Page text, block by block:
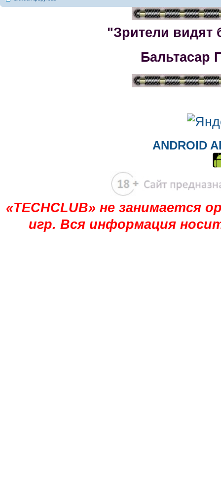
"Зрители видят
Бальтасар
ANDROID
«TECHCLUB» не занимается
игр. Вся информация